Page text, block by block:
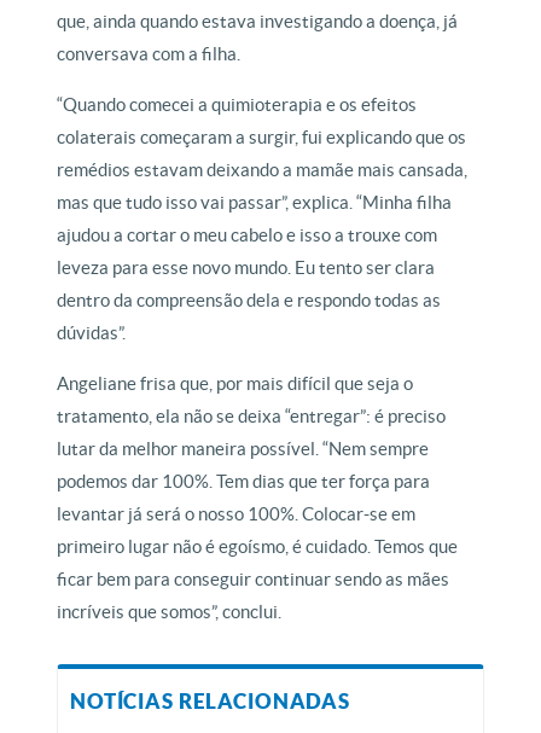
que, ainda quando estava investigando a doença, já
conversava com a filha.
“Quando comecei a quimioterapia e os efeitos
colaterais começaram a surgir, fui explicando que os
remédios estavam deixando a mamãe mais cansada,
mas que tudo isso vai passar”, explica. “Minha filha
ajudou a cortar o meu cabelo e isso a trouxe com
leveza para esse novo mundo. Eu tento ser clara
dentro da compreensão dela e respondo todas as
dúvidas”.
Angeliane frisa que, por mais difícil que seja o
tratamento, ela não se deixa “entregar”: é preciso
lutar da melhor maneira possível. “Nem sempre
podemos dar 100%. Tem dias que ter força para
levantar já será o nosso 100%. Colocar-se em
primeiro lugar não é egoísmo, é cuidado. Temos que
ficar bem para conseguir continuar sendo as mães
incríveis que somos”, conclui.
NOTÍCIAS RELACIONADAS